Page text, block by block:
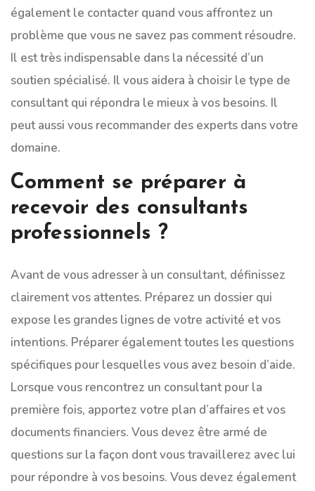
également le contacter quand vous affrontez un
problème que vous ne savez pas comment résoudre.
Il est très indispensable dans la nécessité d’un
soutien spécialisé. Il vous aidera à choisir le type de
consultant qui répondra le mieux à vos besoins. Il
peut aussi vous recommander des experts dans votre
domaine.
Comment se préparer à
recevoir des consultants
professionnels ?
Avant de vous adresser à un consultant, définissez
clairement vos attentes. Préparez un dossier qui
expose les grandes lignes de votre activité et vos
intentions. Préparer également toutes les questions
spécifiques pour lesquelles vous avez besoin d’aide.
Lorsque vous rencontrez un consultant pour la
première fois, apportez votre plan d’affaires et vos
documents financiers. Vous devez être armé de
questions sur la façon dont vous travaillerez avec lui
pour répondre à vos besoins. Vous devez également